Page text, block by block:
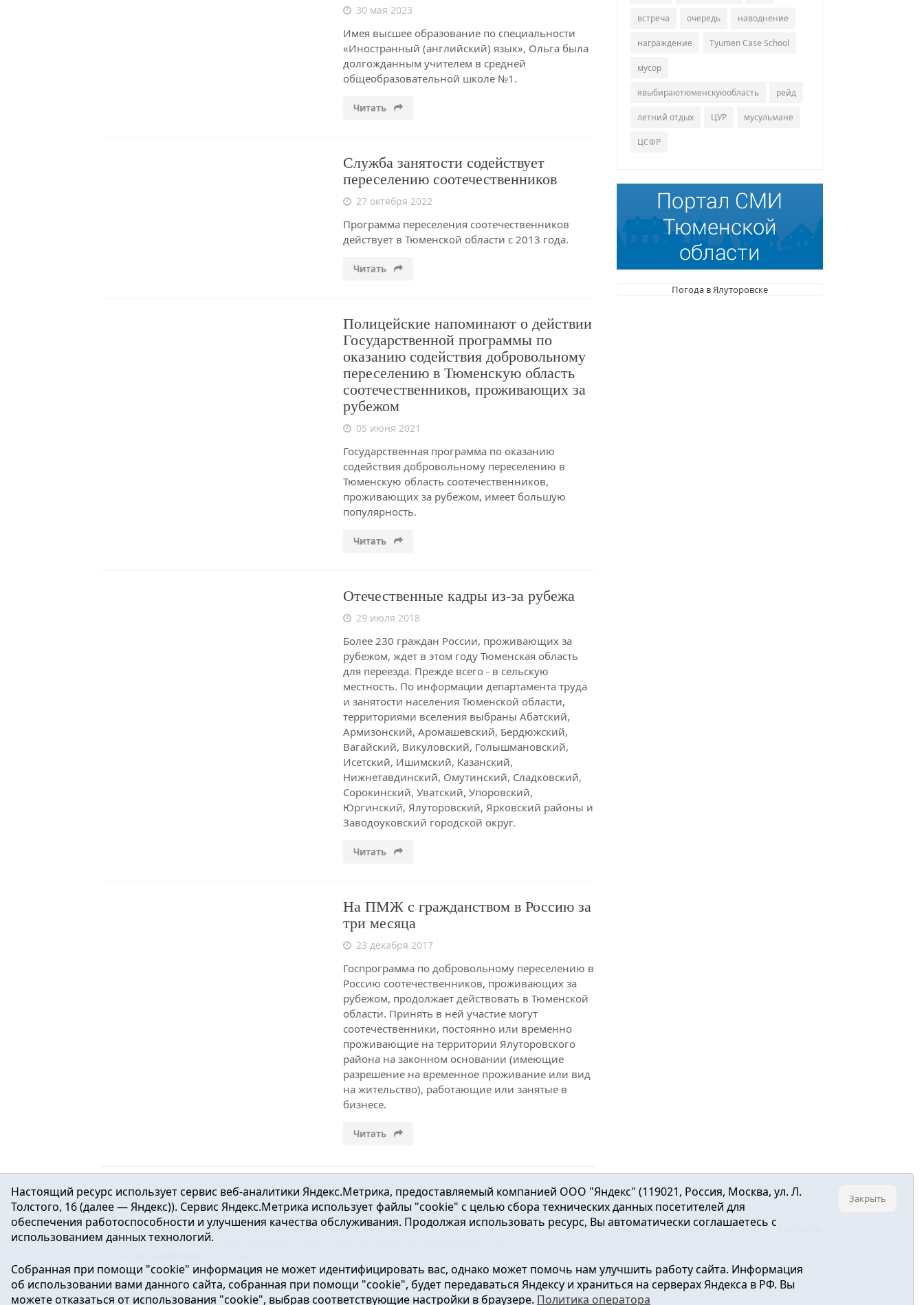
30 мая 2023
Имея высшее образование по специальности
«Иностранный (английский) язык», Ольга была
долгожданным учителем в средней
общеобразовательной школе №1.
Читать
Служба занятости содействует
переселению соотечественников
27 октября 2022
Программа переселения соотечественников
действует в Тюменской области с 2013 года.
Читать
Полицейские напоминают о действии
Государственной программы по
оказанию содействия добровольному
переселению в Тюменскую область
соотечественников, проживающих за
рубежом
05 июня 2021
Государственная программа по оказанию
содействия добровольному переселению в
Тюменскую область соотечественников,
проживающих за рубежом, имеет большую
популярность.
Читать
Отечественные кадры из-за рубежа
29 июля 2018
Более 230 граждан России, проживающих за
рубежом, ждет в этом году Тюменская область
для переезда. Прежде всего - в сельскую
местность. По информации департамента труда
и занятости населения Тюменской области,
территориями вселения выбраны Абатский,
Армизонский, Аромашевский, Бердюжский,
Вагайский, Викуловский, Голышмановский,
Исетский, Ишимский, Казанский,
Нижнетавдинский, Омутинский, Сладковский,
Сорокинский, Уватский, Упоровский,
Юргинский, Ялуторовский, Ярковский районы и
Заводоуковский городской округ.
Читать
На ПМЖ с гражданством в Россию за
три месяца
23 декабря 2017
Госпрограмма по добровольному переселению в
Россию соотечественников, проживающих за
рубежом, продолжает действовать в Тюменской
области. Принять в ней участие могут
соотечественники, постоянно или временно
проживающие на территории Ялуторовского
района на законном основании (имеющие
разрешение на временное проживание или вид
на жительство), работающие или занятые в
бизнесе.
Читать
встреча очередь наводнение
награждение Tyumen Case School
мусор
явыбираютюменскуюобласть рейд
летний отдых ЦУР мусульмане
ЦСФР
Погода в Ялуторовске
Главная Новости О нас
16+ ©Ялуторовск знает / Новости города и района2016-2023
Учредитель: АНО «ИИЦ « Ялуторовская жизнь». Главный редактор: Вешкурцева С.П.
Регистрационный номер ЭЛ № ФС 77-64937 от 24.02.2016г. выдан Федеральной службой по надзору в сфере связи, информационных технологий и
массовых коммуникаций.
Политика оператора
Настоящий ресурс использует сервис веб-аналитики Яндекс.Метрика, предоставляемый компанией ООО "Яндекс" (119021, Россия, Москва, ул. Л.
Толстого, 16 (далее — Яндекс)). Сервис Яндекс.Метрика использует файлы "cookie" с целью сбора технических данных посетителей для
обеспечения работоспособности и улучшения качества обслуживания. Продолжая использовать ресурс, Вы автоматически соглашаетесь с
использованием данных технологий.
Собранная при помощи "cookie" информация не может идентифицировать вас, однако может помочь нам улучшить работу сайта. Информация
об использовании вами данного сайта, собранная при помощи "cookie", будет передаваться Яндексу и храниться на серверах Яндекса в РФ. Вы
можете отказаться от использования "cookie", выбрав соответствующие настройки в браузере. Политика оператора
Закрыть